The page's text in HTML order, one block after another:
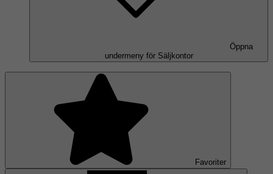
Öppna
undermeny för Säljkontor
Favoriter